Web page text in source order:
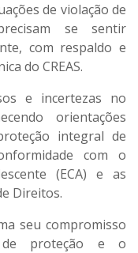
de violação de
se sentir
com respaldo e
do CREAS.
e incertezas no
orientações
integral de
com o
(ECA) e as
Direitos.
seu compromisso
proteção e o